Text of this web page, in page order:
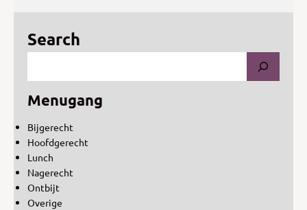
Search
Menugang
Bijgerecht
Hoofdgerecht
Lunch
Nagerecht
Ontbijt
Overige